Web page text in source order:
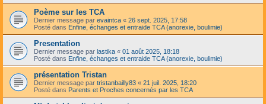
Poème sur les TCA
Dernier message par evaintca « 26 sept. 2025, 17:58
Posté dans Enfine, échanges et entraide TCA (anorexie, boulimie)
Presentation
Dernier message par lastika « 01 août 2025, 18:18
Posté dans Enfine, échanges et entraide TCA (anorexie, boulimie)
présentation Tristan
Dernier message par tristanbailly83 « 21 juil. 2025, 18:20
Posté dans Parents et Proches concernés par les TCA